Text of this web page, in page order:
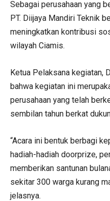
Sebagai perusahaan yang
PT. Diijaya Mandiri Teknik
meningkatkan kontribusi
wilayah Ciamis.
Ketua Pelaksana kegiatan,
bahwa kegiatan ini
perusahaan yang telah
sembilan tahun berkat
“Acara ini bentuk berbagi
hadiah-hadiah doorprize,
memberikan santunan
sekitar 300 warga kurang
jelasnya.